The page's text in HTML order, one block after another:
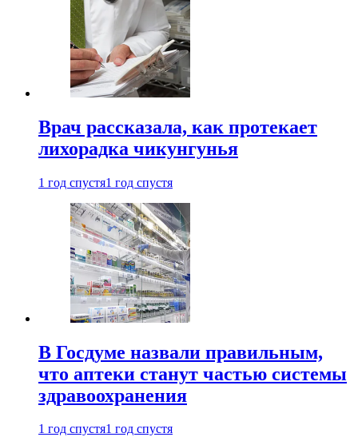
Врач рассказала, как протекает
лихорадка чикунгунья
1 год спустя1 год спустя
В Госдуме назвали правильным,
что аптеки станут частью системы
здравоохранения
1 год спустя1 год спустя